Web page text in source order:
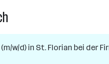
Jobs
w/d) in St. Florian bei der